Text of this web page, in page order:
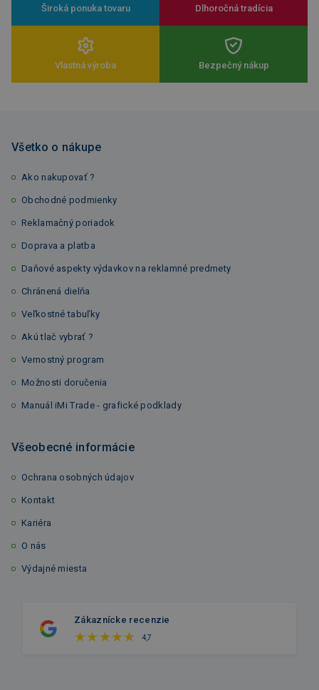
Široká ponuka tovaru Dlhoročná tradícia
Vlastná výroba Bezpečný nákup
Všetko o nákupe
Ako nakupovať ?
Obchodné podmienky
Reklamačný poriadok
Doprava a platba
Daňové aspekty výdavkov na reklamné predmety
Chránená dielňa
Veľkostné tabuľky
Akú tlač vybrať ?
Vernostný program
Možnosti doručenia
Manuál iMi Trade - grafické podklady
Všeobecné informácie
Ochrana osobných údajov
Kontakt
Kariéra
O nás
Výdajné miesta
Zákaznícke recenzie
4,7